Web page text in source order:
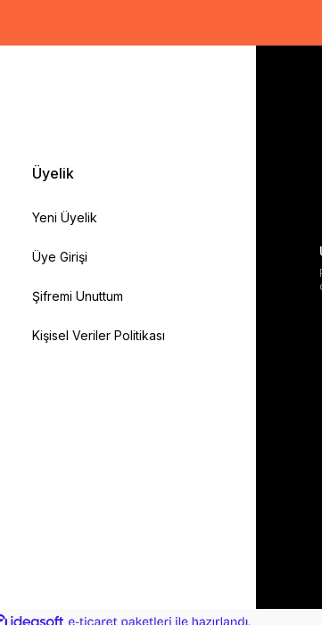
Üyelik
Yeni Üyelik
Üye Girişi
Şifremi Unuttum
Kişisel Veriler Politikası
ideasoft e-